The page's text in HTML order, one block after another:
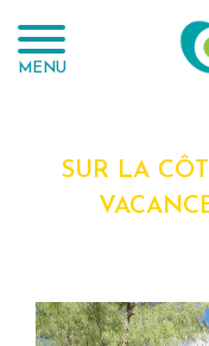
MENU
SUR LA